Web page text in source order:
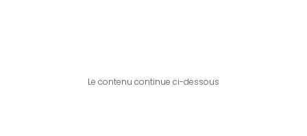
Le contenu continue ci-dessous